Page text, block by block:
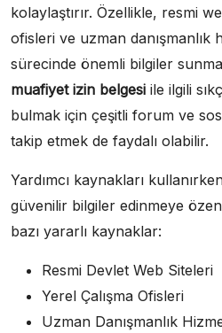
kolaylaştırır. Özellikle, resmi
ofisleri ve uzman danışmanlık
sürecinde önemli bilgiler
muafiyet izin belgesi ile ilgili
bulmak için çeşitli forum ve
takip etmek de faydalı olabilir.
Yardımcı kaynakları
güvenilir bilgiler edinmeye
bazı yararlı kaynaklar:
Resmi Devlet Web Siteleri
Yerel Çalışma Ofisleri
Uzman Danışmanlık